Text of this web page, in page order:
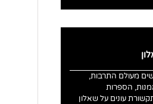
מעולם התרבות,
הספרות
עונים על שאלון